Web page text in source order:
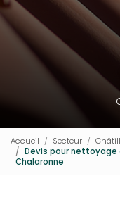
Accueil Secteur
Devis pour
Chalaronne